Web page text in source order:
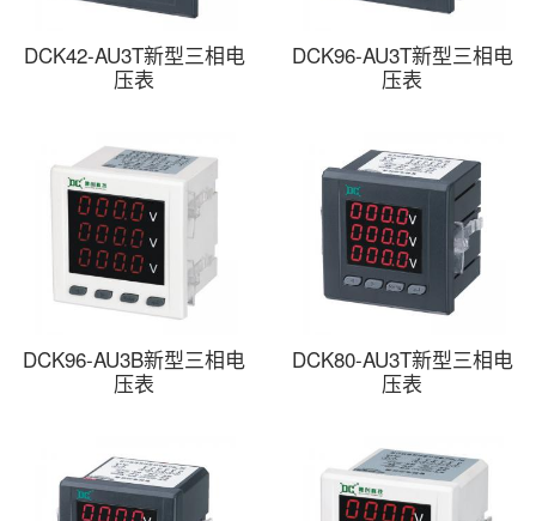
DCK42-AU3T新型三相电
压表
DCK96-AU3T新型三相电
压表
DCK96-AU3B新型三相电
压表
DCK80-AU3T新型三相电
压表